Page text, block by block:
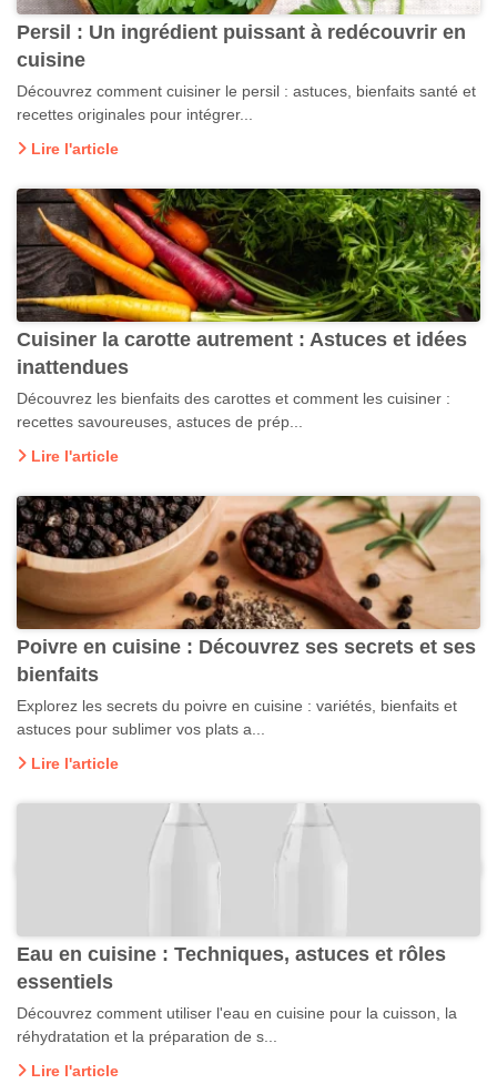
Persil : Un ingrédient puissant à redécouvrir en
cuisine
Découvrez comment cuisiner le persil : astuces, bienfaits santé et
recettes originales pour intégrer...
Lire l'article
Cuisiner la carotte autrement : Astuces et idées
inattendues
Découvrez les bienfaits des carottes et comment les cuisiner :
recettes savoureuses, astuces de prép...
Lire l'article
Poivre en cuisine : Découvrez ses secrets et ses
bienfaits
Explorez les secrets du poivre en cuisine : variétés, bienfaits et
astuces pour sublimer vos plats a...
Lire l'article
Eau en cuisine : Techniques, astuces et rôles
essentiels
Découvrez comment utiliser l'eau en cuisine pour la cuisson, la
réhydratation et la préparation de s...
Lire l'article